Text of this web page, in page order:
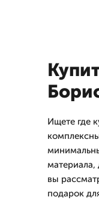
Ищете где
материала,
вы
подарок